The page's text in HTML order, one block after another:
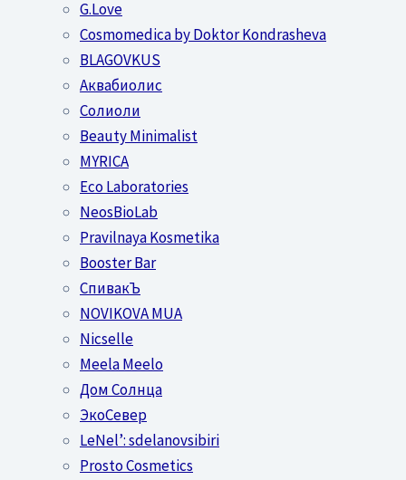
G.Love
Cosmomedica by Doktor Kondrasheva
BLAGOVKUS
Аквабиолис
Солиоли
Beauty Minimalist
MYRICA
Eco Laboratories
NeosBioLab
Pravilnaya Kosmetika
Booster Bar
СпивакЪ
NOVIKOVA MUA
Nicselle
Meela Meelo
Дом Солнца
ЭкоСевер
LeNel’: sdelanovsibiri
Prosto Cosmetics